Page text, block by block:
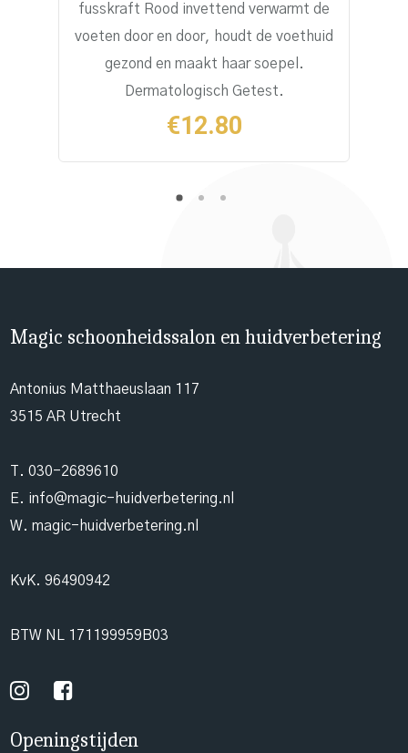
fusskraft Rood invettend verwarmt de
voeten door en door, houdt de voethuid
gezond en maakt haar soepel.
Dermatologisch Getest.
€12.80
Magic schoonheidssalon en huidverbetering
Antonius Matthaeuslaan 117
3515 AR Utrecht
T. 030-2689610
E. info@magic-huidverbetering.nl
W. magic-huidverbetering.nl
KvK. 96490942
BTW NL 171199959B03
Openingstijden